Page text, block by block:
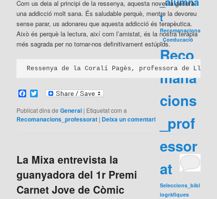
Com us deia al principi de la ressenya, aquesta novel·la genera
una addicció molt sana. És saludable perquè, mentre la devoreu
sense parar, us adonareu que aquesta addicció és terapèutica.
Això és perquè la lectura, així com l’amistat, és la nostra teràpia
més sagrada per no tornar-nos definitivament estúpids.
Ressenya de la Coralí Pagès, professora de
Facebook
Twitter
Publicat dins de General | Etiquetat com a
Recomanacions_professorat | Deixa un comentari
La Mixa entrevista la
guanyadora del 1r Premi
Carnet Jove de Còmic
t
Recomanacions
_Coeducació
Reco
mana
cions
_prof
essor
at
Seleccions_bibl
iogràfiques